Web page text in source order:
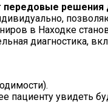
передовые
в Находке
диагностика,
увидеть